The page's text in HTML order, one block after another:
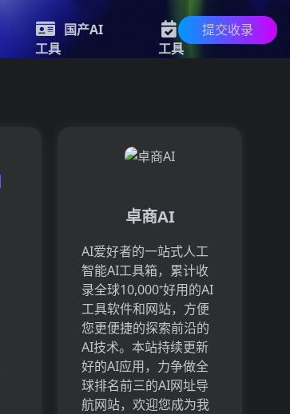
国产AI
工具
新的AI
工具
提交收录
卓商AI
AI爱好者的一站式人工
智能AI工具箱，累计收
录全球10,000⁺好用的AI
工具软件和网站，方便
您更便捷的探索前沿的
AI技术。本站持续更新
好的AI应用，力争做全
球排名前三的AI网址导
航网站，欢迎您成为我